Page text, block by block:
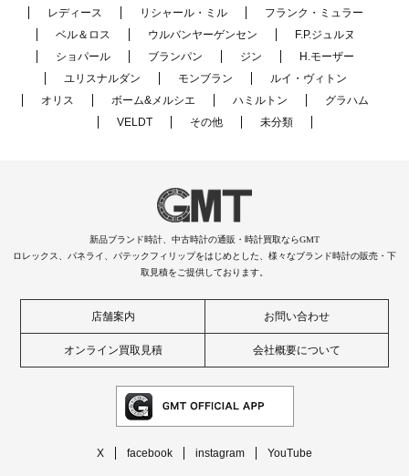
レディース
リシャール・ミル
フランク・ミュラー
ベル＆ロス
ウルバンヤーゲンセン
F.P.ジュルヌ
ショパール
ブランパン ジン
H.モーザー
ユリスナルダン
モンブラン
ルイ・ヴィトン
オリス
ボーム&メルシエ ハミルトン
グラハム
VELDT
その他 未分類
新品ブランド時計、中古時計の通販・時計買取ならGMT
ロレックス、パネライ、パテックフィリップをはじめとした、様々なブランド時計の販売・下
取見積をご提供しております。
店舗案内 お問い合わせ
オンライン買取見積 会社概要について
X facebook instagram YouTube